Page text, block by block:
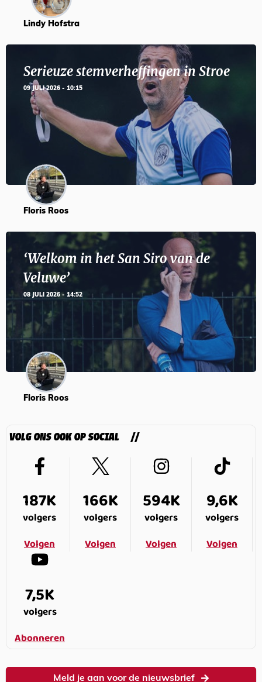
Lindy Hofstra
Serieuze stemverheffingen in Stroe
09 JULI 2026 - 10:15
Floris Roos
‘Welkom in het San Siro van de
Veluwe’
08 JULI 2026 - 14:52
Floris Roos
VOLG ONS OOK OP SOCIAL
187K
volgers
Volgen
166K
volgers
Volgen
594K
volgers
Volgen
9,6K
volgers
Volgen
7,5K
volgers
Abonneren
Meld je aan voor de nieuwsbrief